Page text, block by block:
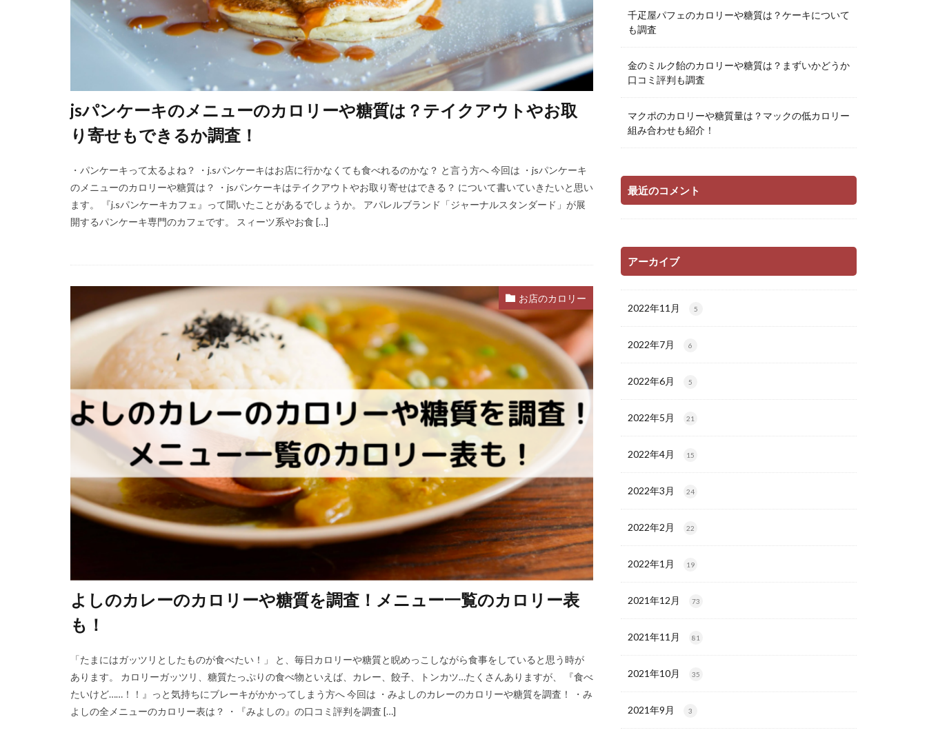
jsパンケーキのメニューのカロリーや糖質は？テイクアウトやお取
り寄せもできるか調査！
・パンケーキって太るよね？ ・j.sパンケーキはお店に行かなくても食べれるのかな？ と言う方へ 今回は ・jsパンケーキ
のメニューのカロリーや糖質は？ ・jsパンケーキはテイクアウトやお取り寄せはできる？ について書いていきたいと思い
ます。 『j.sパンケーキカフェ』って聞いたことがあるでしょうか。 アパレルブランド「ジャーナルスタンダード」が展
開するパンケーキ専門のカフェです。 スィーツ系やお食 […]
お店のカロリー
よしのカレーのカロリーや糖質を調査！メニュー一覧のカロリー表
も！
「たまにはガッツリとしたものが食べたい！」 と、毎日カロリーや糖質と睨めっこしながら食事をしていると思う時が
あります。 カロリーガッツリ、糖質たっぷりの食べ物といえば、カレー、餃子、トンカツ…たくさんありますが、 『食べ
たいけど……！！』っと気持ちにブレーキがかかってしまう方へ 今回は ・みよしのカレーのカロリーや糖質を調査！ ・み
よしの全メニューのカロリー表は？ ・『みよしの』の口コミ評判を調査 […]
千疋屋パフェのカロリーや糖質は？ケーキについて
も調査
金のミルク飴のカロリーや糖質は？まずいかどうか
口コミ評判も調査
マクポのカロリーや糖質量は？マックの低カロリー
組み合わせも紹介！
最近のコメント
アーカイブ
2022年11月 5
2022年7月 6
2022年6月 5
2022年5月 21
2022年4月 15
2022年3月 24
2022年2月 22
2022年1月 19
2021年12月 73
2021年11月 81
2021年10月 35
2021年9月 3